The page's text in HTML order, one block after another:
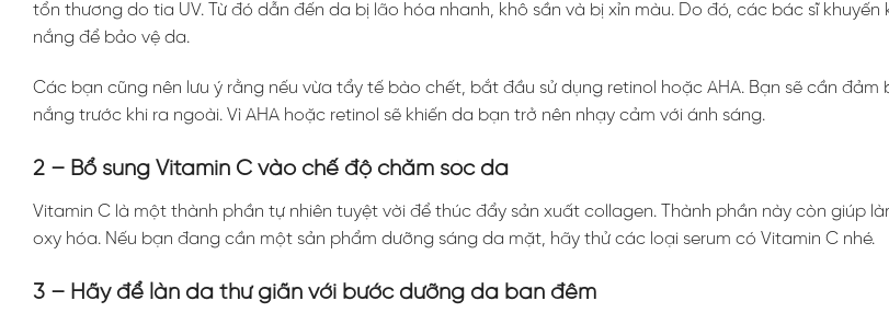
tổn thương do tia UV. Từ đó dẫn đến da bị lão hóa nhanh, khô sần và bị xỉn màu. Do đó, các bác sĩ khuyến
nắng để bảo vệ da.
Các bạn cũng nên lưu ý rằng nếu vừa tẩy tế bào chết, bắt đầu sử dụng retinol hoặc AHA. Bạn sẽ cần
nắng trước khi ra ngoài. Vì AHA hoặc retinol sẽ khiến da bạn trở nên nhạy cảm với ánh sáng.
2 – Bổ sung Vitamin C vào chế độ chăm sóc da
Vitamin C là một thành phần tự nhiên tuyệt vời để thúc đẩy sản xuất collagen. Thành phần này còn giúp
oxy hóa. Nếu bạn đang cần một sản phẩm dưỡng sáng da mặt, hãy thử các loại serum có Vitamin C nhé.
3 – Hãy để làn da thư giãn với bước dưỡng da ban đêm